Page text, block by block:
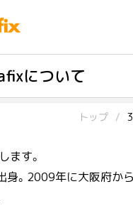
について
トップ
ます。
身。2009年に大阪府か